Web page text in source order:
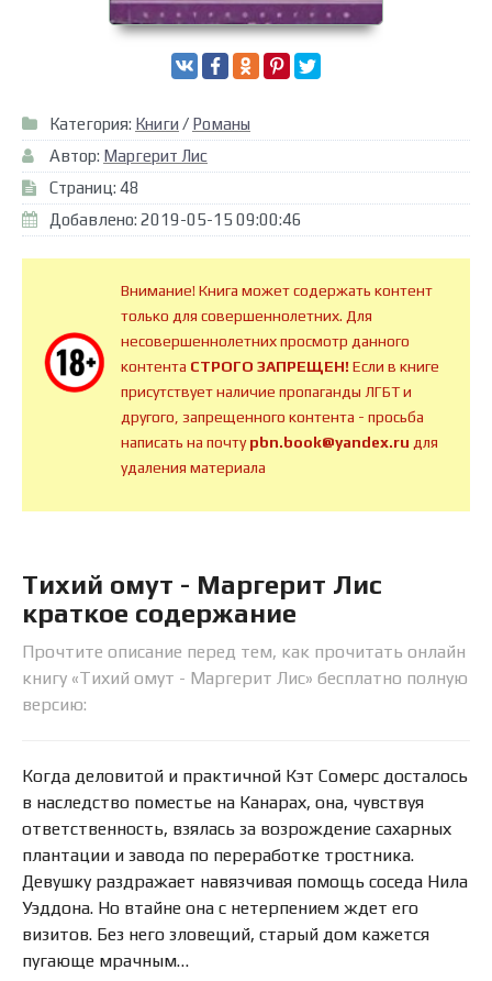
Категория: Книги / Романы
Автор: Маргерит Лис
Страниц: 48
Добавлено: 2019-05-15 09:00:46
Внимание! Книга может содержать контент
только для совершеннолетних. Для
несовершеннолетних просмотр данного
контента СТРОГО ЗАПРЕЩЕН!Если в книге
присутствует наличие пропаганды ЛГБТ и
другого, запрещенного контента - просьба
написать на почтуpbn.book@yandex.ru для
удаления материала
Тихий омут - Маргерит Лис
краткое содержание
Прочтите описание перед тем, как прочитать онлайн
книгу «Тихий омут - Маргерит Лис» бесплатно полную
версию:
Когда деловитой и практичной Кэт Сомерс досталось
в наследство поместье на Канарах, она, чувствуя
ответственность, взялась за возрождение сахарных
плантации и завода по переработке тростника.
Девушку раздражает навязчивая помощь соседа Нила
Уэддона. Но втайне она с нетерпением ждет его
визитов. Без него зловещий, старый дом кажется
пугающе мрачным…